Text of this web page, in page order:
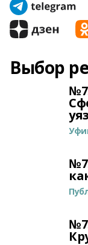
Выбор